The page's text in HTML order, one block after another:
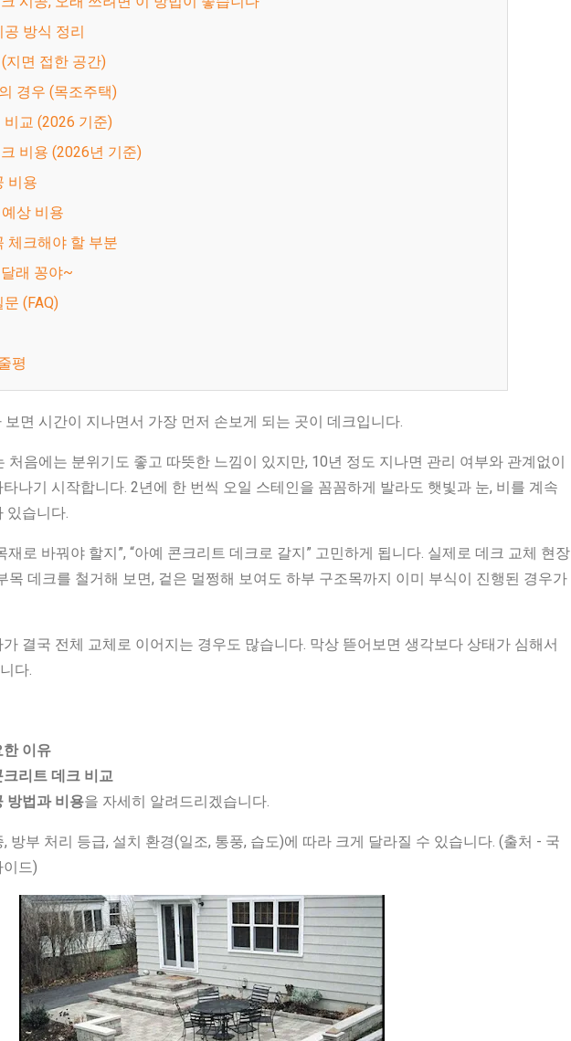
공 방식 정리
(지면 접한 공간)
의 경우 (목조주택)
비교 (2026 기준)
크 비용 (2026년 기준)
비용
예상 비용
체크해야 할 부분
달래 꽁야~
문 (FAQ)
평
면 시간이 지나면서 가장 먼저 손보게 되는 곳이 데크입니다.
처음에는 분위기도 좋고 따뜻한 느낌이 있지만, 10년 정도 지나면 관리 여부와 관계없이
나기 시작합니다. 2년에 한 번씩 오일 스테인을 꼼꼼하게 발라도 햇빛과 눈, 비를 계속
있습니다.
재로 바꿔야 할지”, “아예 콘크리트 데크로 갈지” 고민하게 됩니다. 실제로 데크 교체 현장
목 데크를 철거해 보면, 겉은 멀쩡해 보여도 하부 구조목까지 이미 부식이 진행된 경우가
결국 전체 교체로 이어지는 경우도 많습니다. 막상 뜯어보면 생각보다 상태가 심해서
다.
한 이유
리트 데크 비교
방법과 비용을 자세히 알려드리겠습니다.
방부 처리 등급, 설치 환경(일조, 통풍, 습도)에 따라 크게 달라질 수 있습니다. (출처 - 국
드)